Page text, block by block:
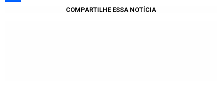
COMPARTILHE ESSA NOTÍCIA